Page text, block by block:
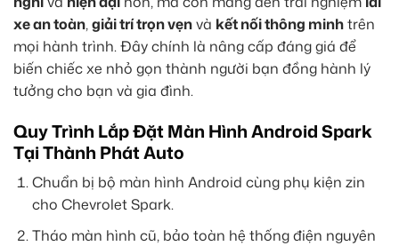
xe an toàn,giải trí trọn vẹnvà kết nối thông minhtrên
mọi hành trình. Đây chính là nâng cấp đáng giá để
biến chiếc xe nhỏ gọn thành người bạn đồng hành lý
tưởng cho bạn và gia đình.
Quy Trình Lắp Đặt Màn Hình Android Spark
Tại Thành Phát Auto
Chuẩn bị bộ màn hình Android cùng phụ kiện zin
cho Chevrolet Spark.
Tháo màn hình cũ, bảo toàn hệ thống điện nguyên